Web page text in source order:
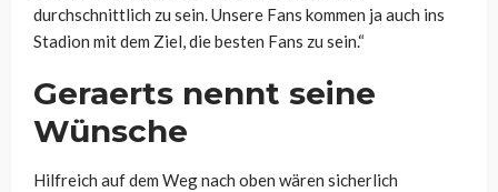
durchschnittlich zu sein. Unsere Fans kommen ja auch ins
Stadion mit dem Ziel, die besten Fans zu sein.“
Geraerts nennt seine
Wünsche
Hilfreich auf dem Weg nach oben wären sicherlich